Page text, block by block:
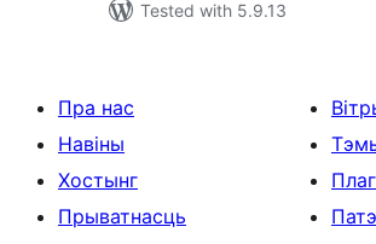
Tested with 5.9.13
Пра нас
Навіны
Хостынг
Прыватнасць